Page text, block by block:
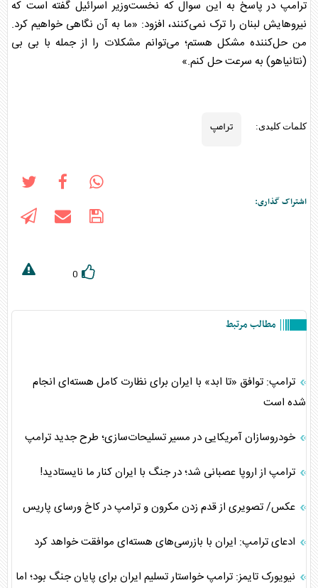
ترامپ در پاسخ به این سوال که نخست‌وزیر اسرائیل گفته است که
نیروهایش لبنان را ترک نمی‌کنند، افزود: «ما به آن نگاهی خواهیم کرد.
من حل‌کننده مشکل هستم؛ می‌توانم مشکلات را از جمله با بی بی
(نتانیاهو) به سرعت حل کنم.»
کلمات کلیدی: ترامپ
اشتراک گذاری:
0
مطالب مرتبط
ترامپ: توافق «تا ابد» با ایران برای نظارت کامل هسته‌ای انجام
شده است
خودروسازان آمریکایی در مسیر تسلیحات‌سازی؛ طرح جدید ترامپ
ترامپ از اروپا عصبانی شد؛ در جنگ با ایران کنار ما نایستادید!
عکس/ تصویری از قدم زدن مکرون و ترامپ در کاخ ورسای پاریس
ادعای ترامپ: ایران با بازرسی‌های هسته‌ای موافقت خواهد کرد
نیویورک تایمز: ترامپ خواستار تسلیم ایران برای پایان جنگ بود؛ اما